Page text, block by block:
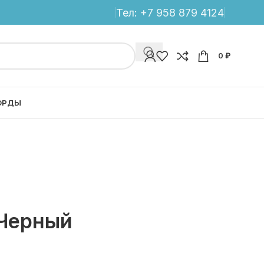
Тел: +7 958 879 4124
0 ₽